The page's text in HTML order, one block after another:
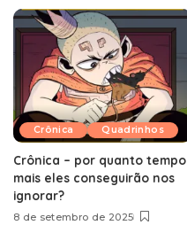
Crônica Quadrinhos
Crônica – por quanto tempo
mais eles conseguirão nos
ignorar?
8 de setembro de 2025